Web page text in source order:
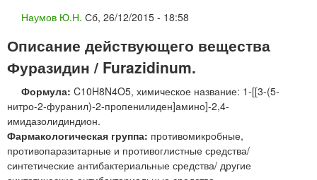
Наумов Ю.Н. Сб, 26/12/2015 - 18:58
Описание действующего вещества
Фуразидин / Furazidinum.
Формула: C10H8N4O5, химическое название: 1-[[3-(5-
нитро-2-фуранил)-2-пропенилиден]амино]-2,4-
имидазолидиндион.
Фармакологическая группа: противомикробные,
противопаразитарные и противоглистные средства/
синтетические антибактериальные средства/ другие